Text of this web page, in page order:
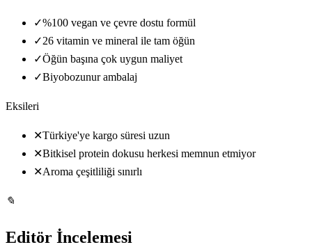
✓%100 vegan ve çevre dostu formül
✓26 vitamin ve mineral ile tam öğün
✓Öğün başına çok uygun maliyet
✓Biyobozunur ambalaj
Eksileri
✕Türkiye'ye kargo süresi uzun
✕Bitkisel protein dokusu herkesi memnun etmiyor
✕Aroma çeşitliliği sınırlı
✎
Editör İncelemesi